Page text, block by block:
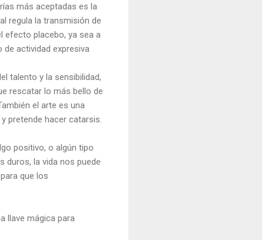
más aceptadas es la
regula la transmisión de
efecto placebo, ya sea a
actividad expresiva
talento y la sensibilidad,
rescatar lo más bello de
el arte es una
pretende hacer catarsis.
positivo, o algún tipo
duros, la vida nos puede
que los
llave mágica para